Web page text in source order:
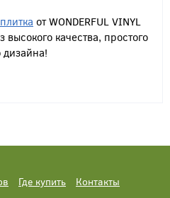
от WONDERFUL VINYL
качества, простого
дизайна!
Где купить
Контакты